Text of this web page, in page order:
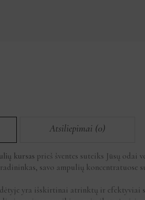
Atsiliepimai (0)
kursas prieš šventes suteiks Jūsų
savo ampulių
yra išskirtinai atrinktų ir